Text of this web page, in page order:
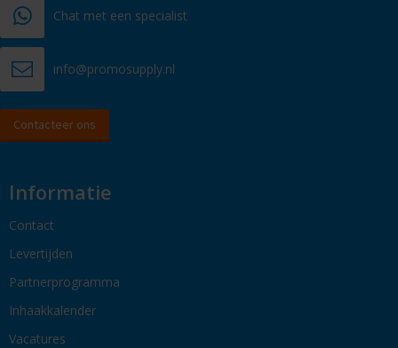
Chat met een specialist
info@promosupply.nl
Contacteer ons
Informatie
Contact
Levertijden
Partnerprogramma
Inhaakkalender
Vacatures